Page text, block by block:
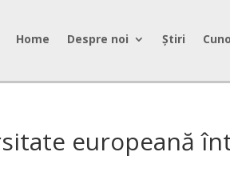
Home Despre noi Știri
europeană